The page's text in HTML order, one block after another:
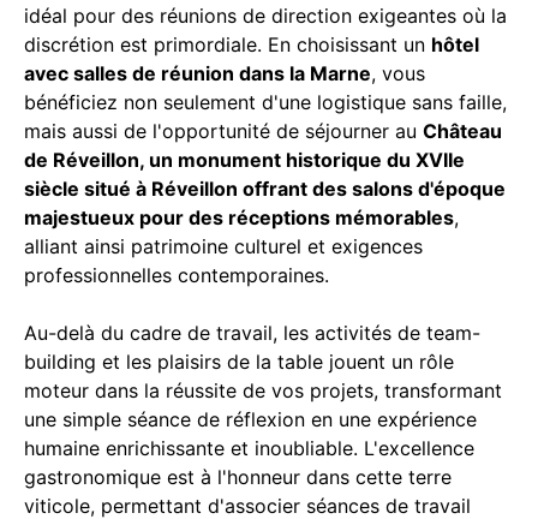
idéal pour des réunions de direction exigeantes où la
discrétion est primordiale. En choisissant un hôtel
avec salles de réunion dans la Marne, vous
bénéficiez non seulement d'une logistique sans faille,
mais aussi de l'opportunité de séjourner au Château
de Réveillon, un monument historique du XVIIe
siècle situé à Réveillon offrant des salons d'époque
majestueux pour des réceptions mémorables,
alliant ainsi patrimoine culturel et exigences
professionnelles contemporaines.
Au-delà du cadre de travail, les activités de team-
building et les plaisirs de la table jouent un rôle
moteur dans la réussite de vos projets, transformant
une simple séance de réflexion en une expérience
humaine enrichissante et inoubliable. L'excellence
gastronomique est à l'honneur dans cette terre
viticole, permettant d'associer séances de travail